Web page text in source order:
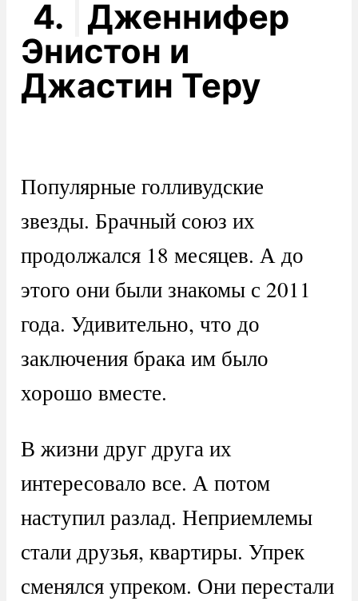
4.
Дженнифер
Энистон и
Джастин Теру
Популярные голливудские
звезды. Брачный союз их
продолжался 18 месяцев. А до
этого они были знакомы с 2011
года. Удивительно, что до
заключения брака им было
хорошо вместе.
В жизни друг друга их
интересовало все. А потом
наступил разлад. Неприемлемы
стали друзья, квартиры. Упрек
сменялся упреком. Они перестали